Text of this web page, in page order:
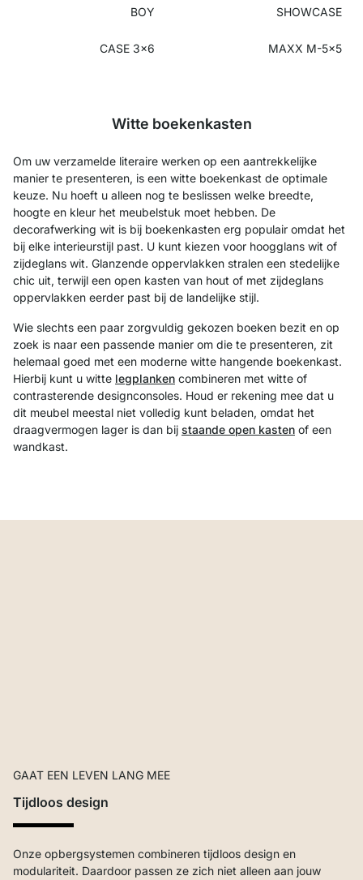
BOY SHOWCASE
CASE 3x6 MAXX M-5x5
Witte boekenkasten
Om uw verzamelde literaire werken op een aantrekkelijke
manier te presenteren, is een witte boekenkast de optimale
keuze. Nu hoeft u alleen nog te beslissen welke breedte,
hoogte en kleur het meubelstuk moet hebben. De
decorafwerking wit is bij boekenkasten erg populair omdat het
bij elke interieurstijl past. U kunt kiezen voor hoogglans wit of
zijdeglans wit. Glanzende oppervlakken stralen een stedelijke
chic uit, terwijl een open kasten van hout of met zijdeglans
oppervlakken eerder past bij de landelijke stijl.
Wie slechts een paar zorgvuldig gekozen boeken bezit en op
zoek is naar een passende manier om die te presenteren, zit
helemaal goed met een moderne witte hangende boekenkast.
Hierbij kunt u witte legplanken combineren met witte of
contrasterende designconsoles. Houd er rekening mee dat u
dit meubel meestal niet volledig kunt beladen, omdat het
draagvermogen lager is dan bij staande open kasten of een
wandkast.
GAAT EEN LEVEN LANG MEE
Tijdloos design
Onze opbergsystemen combineren tijdloos design en
modulariteit. Daardoor passen ze zich niet alleen aan jouw